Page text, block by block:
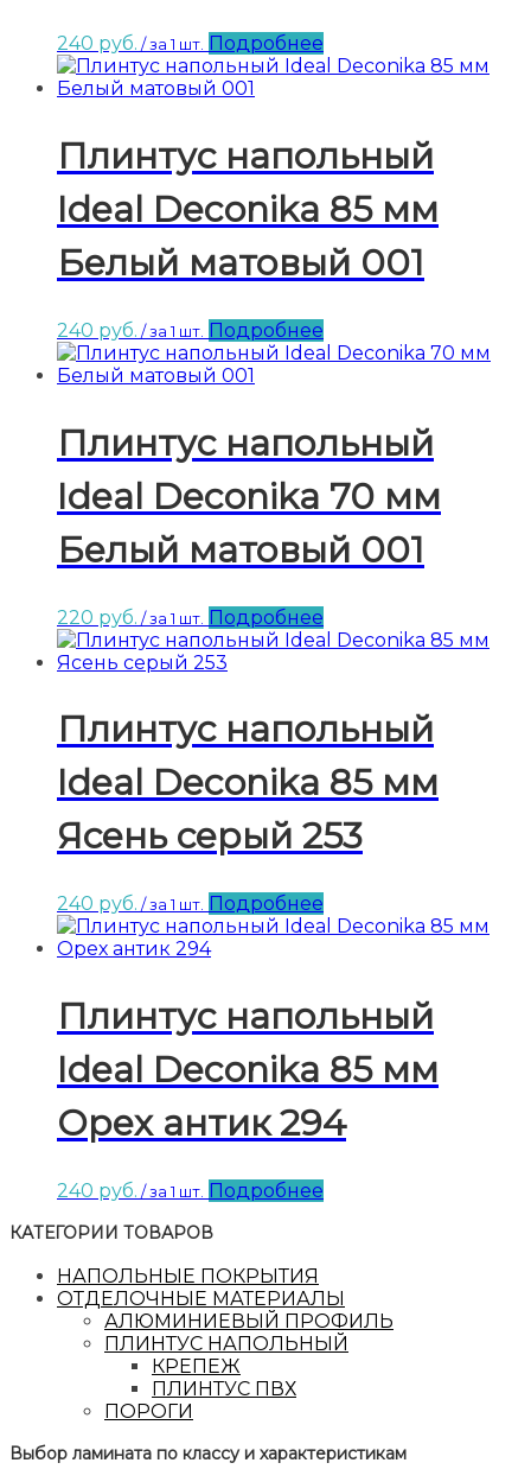
240 руб. / за 1 шт. Подробнее
Плинтус напольный
Ideal Deconika 85 мм
Белый матовый 001
240 руб. / за 1 шт. Подробнее
Плинтус напольный
Ideal Deconika 70 мм
Белый матовый 001
220 руб. / за 1 шт. Подробнее
Плинтус напольный
Ideal Deconika 85 мм
Ясень серый 253
240 руб. / за 1 шт. Подробнее
Плинтус напольный
Ideal Deconika 85 мм
Орех антик 294
240 руб. / за 1 шт. Подробнее
КАТЕГОРИИ ТОВАРОВ
НАПОЛЬНЫЕ ПОКРЫТИЯ
ОТДЕЛОЧНЫЕ МАТЕРИАЛЫ
АЛЮМИНИЕВЫЙ ПРОФИЛЬ
ПЛИНТУС НАПОЛЬНЫЙ
КРЕПЕЖ
ПЛИНТУС ПВХ
ПОРОГИ
Выбор ламината по классу и характеристикам